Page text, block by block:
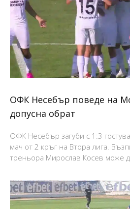
ОФК Несебър поведе на
допусна обрат
ОФК Несебър загуби с 1:3
мач от 2 кръг на Втора лига.
треньора Мирослав Косев може